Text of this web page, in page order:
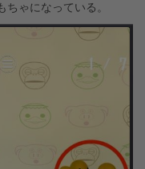
ゃになっている。